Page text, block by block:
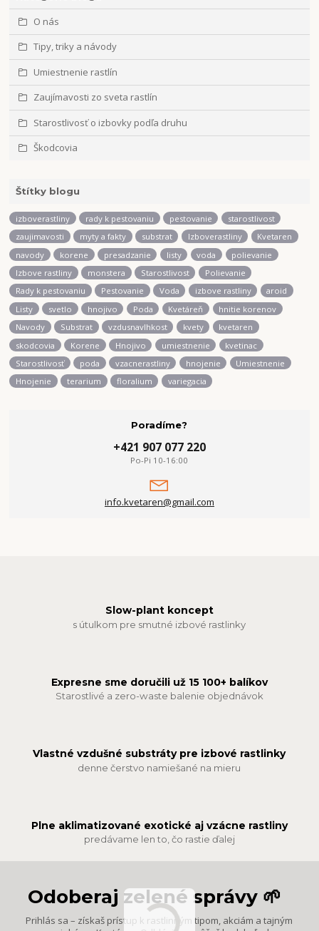
O nás
Tipy, triky a návody
Umiestnenie rastlín
Zaujímavosti zo sveta rastlín
Starostlivosť o izbovky podľa druhu
Škodcovia
Štítky blogu
izboverastliny rady k pestovaniu pestovanie
starostlivost
zaujimavosti
myty a fakty substrat Izboverastliny
Kvetaren
navody
korene presadzanie listy voda
polievanie
Izbove rastliny
monstera Starostlivost
Polievanie
Rady k pestovaniu
Pestovanie Voda izbove rastliny
aroid
Listy
svetlo hnojivo Poda Kvetáreň
hnitie korenov
Navody
Substrat vzdusnavlhkost kvety
kvetaren
skodcovia
Korene Hnojivo umiestnenie
kvetinac
Starostlivosť
poda vzacnerastliny hnojenie
Umiestnenie
Hnojenie
terarium floralium variegacia
Poradíme?
+421 907 077 220
Po-Pi 10-16:00
info.kvetaren@gmail.com
Slow-plant koncept
s útulkom pre smutné izbové rastlinky
Expresne sme doručili už 15 100+ balíkov
Starostlivé a zero-waste balenie objednávok
Vlastné vzdušné substráty pre izbové rastlinky
denne čerstvo namiešané na mieru
Plne aklimatizované exotické aj vzácne rastliny
predávame len to, čo rastie ďalej
Odoberaj zelené správy 🌱
Prihlás sa – získaš prístup k rastlinným tipom, akciám a tajným